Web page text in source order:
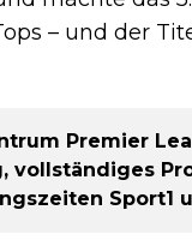
– und der
Premier
vollständiges
Sport1